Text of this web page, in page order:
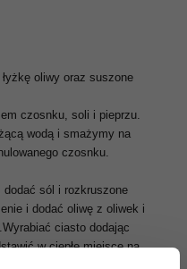
oliwy oraz suszone
czosnku, soli i pieprzu.
wodą i smażymy na
czosnku.
sól i rozkruszone
i dodać oliwę z oliwek i
ciasto dodając
w ciepłe miejsce na
ok. 1 cm zagniatając